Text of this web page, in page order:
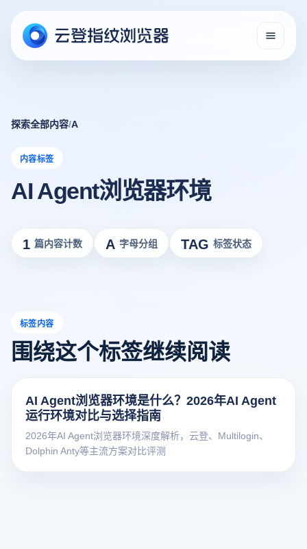
探索全部内容/A
内容标签
AI Agent浏览器环境
1 篇内容计数 A 字母分组 TAG 标签状态
标签内容
围绕这个标签继续阅读
AI Agent浏览器环境是什么？2026年AI Agent
运行环境对比与选择指南
2026年AI Agent浏览器环境深度解析，云登、Multilogin、
Dolphin Anty等主流方案对比评测